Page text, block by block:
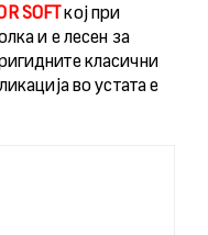
SOFTкој при
и е лесен за
класични
во устата е